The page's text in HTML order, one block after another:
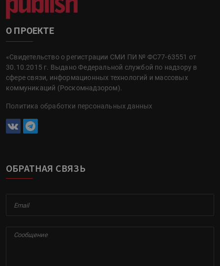
О ПРОЕКТЕ
«Свидетельство о регистрации СМИ ПИ № ФС77-63551 от
30.10.2015 г. Выдано Федеральной службой по надзору в
сфере связи, информационных технологий и массовых
коммуникаций (Роскомнадзором).
Политика обработки персональных данных
ОБРАТНАЯ СВЯЗЬ